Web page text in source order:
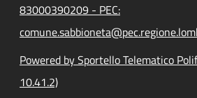
83000390209 - PEC:
Powered by Sportello Telematico
10.41.2)